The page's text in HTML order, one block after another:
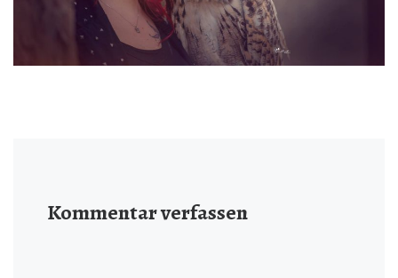
Kommentar verfassen